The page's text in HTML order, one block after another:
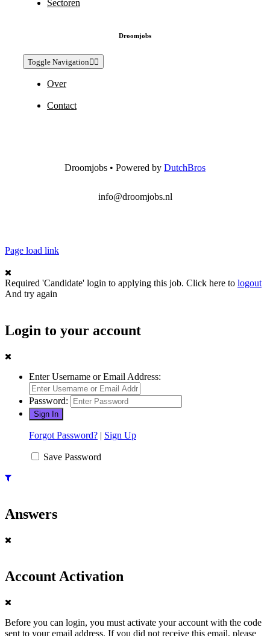
Sectoren
Droomjobs
Toggle Navigation
Over
Contact
Droomjobs • Powered by DutchBros
info@droomjobs.nl
Page load link
Required 'Candidate' login to applying this job. Click here to logout
And try again
Login to your account
Enter Username or Email Address:
Password:
Forgot Password? | Sign Up
Save Password
Answers
Account Activation
Before you can login, you must activate your account with the code
sent to your email address. If you did not receive this email, please